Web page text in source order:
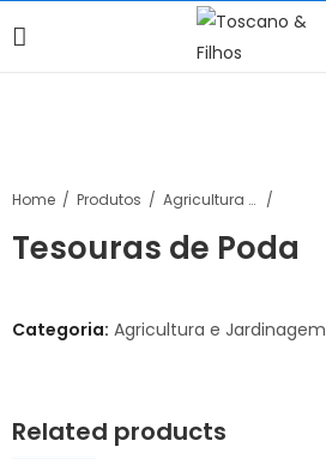
Home Produtos Agricultura e Jardinagem
Tesouras de Poda
Categoria: Agricultura e Jardinagem
Related products